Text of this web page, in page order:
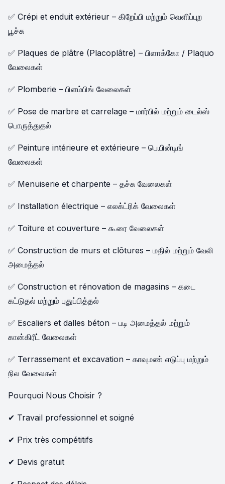
✅ Crépi et enduit extérieur – கிறேப்பி மற்றும் வெளிப்புற
பூச்சு
✅ Plaques de plâtre (Placoplâtre) – பிளாக்கோ / Plaquo
வேலைகள்
✅ Plomberie – பிளம்பிங் வேலைகள்
✅ Pose de marbre et carrelage – மார்பில் மற்றும் டைல்ஸ்
பொருத்துதல்
✅ Peinture intérieure et extérieure – பெயின்டிங்
வேலைகள்
✅ Menuiserie et charpente – தச்சு வேலைகள்
✅ Installation électrique – எலக்ட்ரிக் வேலைகள்
✅ Toiture et couverture – கூரை வேலைகள்
✅ Construction de murs et clôtures – மதில் மற்றும் வேலி
அமைத்தல்
✅ Construction et rénovation de magasins – கடை
கட்டுதல் மற்றும் புதுப்பித்தல்
✅ Escaliers et dalles béton – படி அமைத்தல் மற்றும்
கான்கிரீட் வேலைகள்
✅ Terrassement et excavation – காவுமண் எடுப்பு மற்றும்
நில வேலைகள்
Pourquoi Nous Choisir ?
✔ Travail professionnel et soigné
✔ Prix très compétitifs
✔ Devis gratuit